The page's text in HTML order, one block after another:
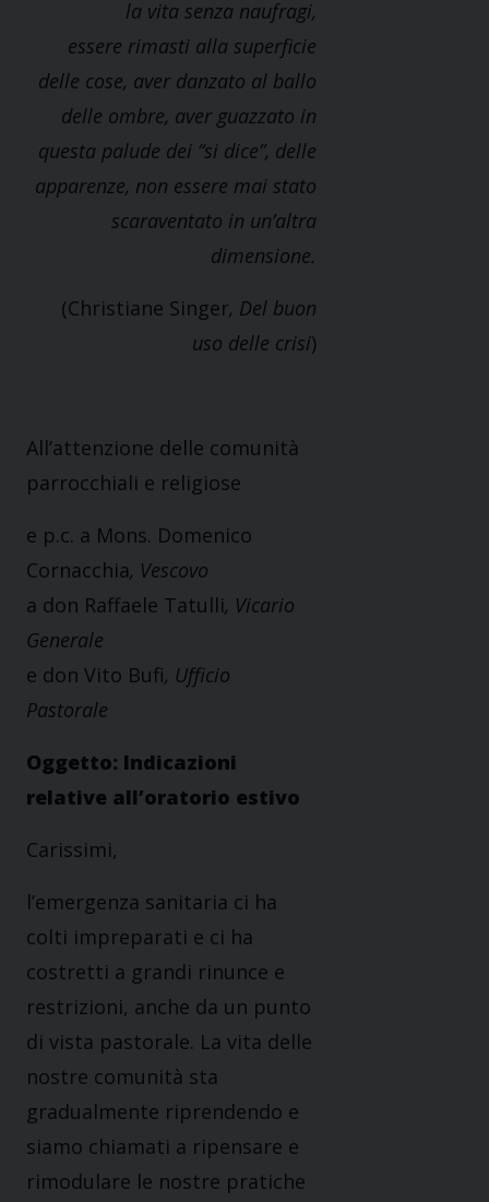
la vita senza naufragi,
essere rimasti alla superficie
delle cose, aver danzato al ballo
delle ombre, aver guazzato in
questa palude dei “si dice”, delle
apparenze, non essere mai stato
scaraventato in un’altra
dimensione.
(Christiane Singer, Del buon
uso delle crisi)
All’attenzione delle comunità
parrocchiali e religiose
e p.c. a Mons. Domenico
Cornacchia, Vescovo
a don Raffaele Tatulli, Vicario
Generale
e don Vito Bufi, Ufficio
Pastorale
Oggetto: Indicazioni
relative all’oratorio estivo
Carissimi,
l’emergenza sanitaria ci ha
colti impreparati e ci ha
costretti a grandi rinunce e
restrizioni, anche da un punto
di vista pastorale. La vita delle
nostre comunità sta
gradualmente riprendendo e
siamo chiamati a ripensare e
rimodulare le nostre pratiche